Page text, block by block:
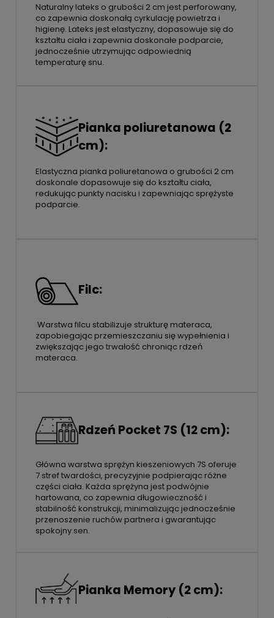
Naturalny lateks o grubości 2 cm jest perforowany,
co zapewnia doskonałą cyrkulację powietrza i
higienę. Lateks jest elastyczny, dopasowuje się do
kształtu ciała i zapewnia doskonałe podparcie,
jednocześnie utrzymując odpowiednią
temperaturę snu.
Pianka poliuretanowa (2
cm):
Elastyczna pianka poliuretanowa o grubości 2 cm
doskonale dopasowuje się do kształtu ciała,
redukując punkty nacisku i zapewniając sprężyste
podparcie.
Filc:
Warstwa filcu stabilizuje strukturę materaca,
zapobiegając przemieszczaniu się wypełnienia i
zwiększając jego trwałość chroniąc rdzeń
materaca.
Rdzeń Pocket 7S (12 cm):
Główna warstwa sprężyn kieszeniowych 7S oferuje
7 stref twardości, precyzyjnie podpierając różne
części ciała. Każda sprężyna jest podwójnie
hartowana, co zapewnia długowieczność i
stabilność konstrukcji, minimalizując jednocześnie
przenoszenie ruchów partnera i gwarantując
spokojny sen.
Pianka Memory (2 cm):